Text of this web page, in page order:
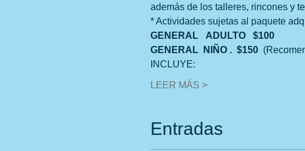
además de los talleres, rincones y
* Actividades sujetas al paquete
GENERAL   ADULTO   $100
GENERAL  NIÑO .  $150
INCLUYE:
LEER MÁS >
Entradas